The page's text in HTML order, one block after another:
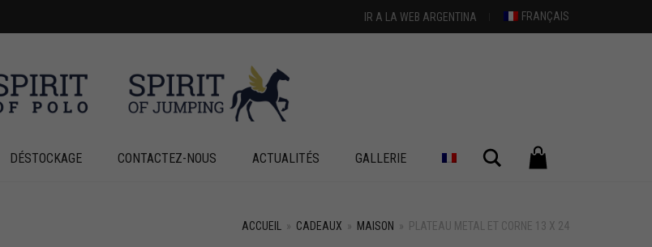
IR A LA WEB ARGENTINA FRANÇAIS
DÉSTOCKAGE CONTACTEZ-NOUS ACTUALITÉS GALLERIE Chercher
ACCUEIL » CADEAUX » MAISON » PLATEAU METAL ET CORNE 13 X 24